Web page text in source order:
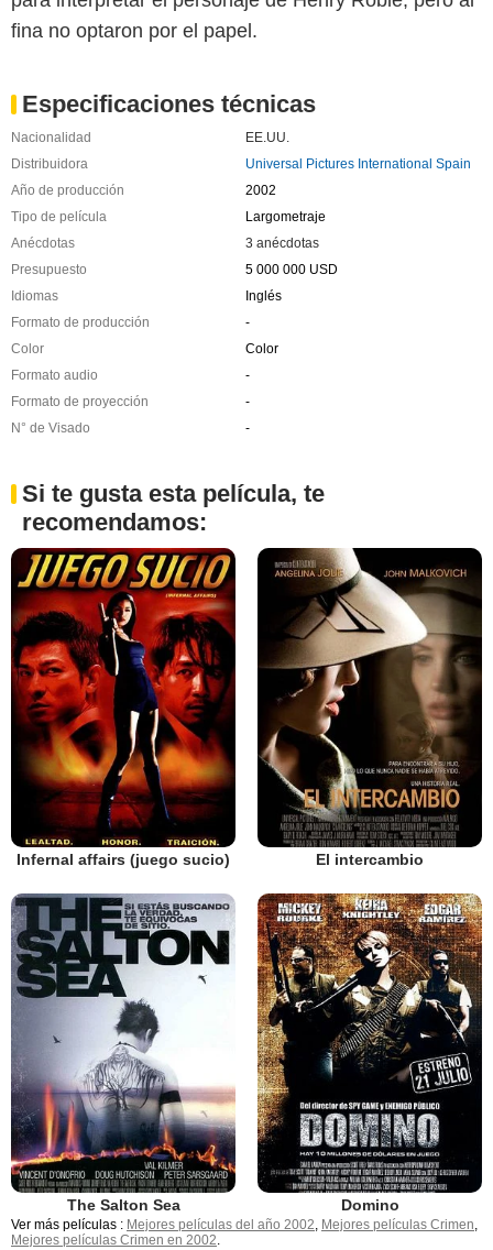
fina no optaron por el papel.
Especificaciones técnicas
Nacionalidad
EE.UU.
Distribuidora
Universal Pictures International Spain
Año de producción
2002
Tipo de película
Largometraje
Anécdotas
3 anécdotas
Presupuesto
5 000 000 USD
Idiomas
Inglés
Formato de producción
-
Color
Color
Formato audio
-
Formato de proyección
-
N° de Visado
-
Si te gusta esta película, te
recomendamos:
Infernal affairs (juego sucio) El intercambio
The Salton Sea Domino
Ver más películas : Mejores películas del año 2002, Mejores películas Crimen,
Mejores películas Crimen en 2002.